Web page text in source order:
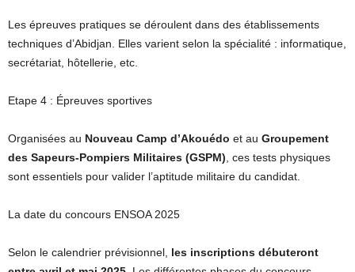
Les épreuves pratiques se déroulent dans des établissements
techniques d’Abidjan. Elles varient selon la spécialité : informatique,
secrétariat, hôtellerie, etc.
Etape 4 : Épreuves sportives
Organisées au Nouveau Camp d’Akouédo et au Groupement
des Sapeurs-Pompiers Militaires (GSPM), ces tests physiques
sont essentiels pour valider l’aptitude militaire du candidat.
La date du concours ENSOA 2025
Selon le calendrier prévisionnel, les inscriptions débuteront